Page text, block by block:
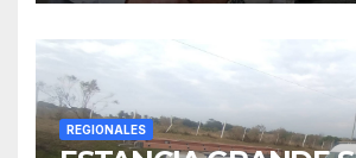
REGIONALES